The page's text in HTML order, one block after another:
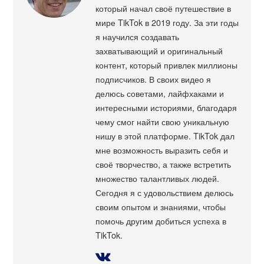
который начал своё путешествие в
мире TikTok в 2019 году. За эти годы
я научился создавать
захватывающий и оригинальный
контент, который привлек миллионы
подписчиков. В своих видео я
делюсь советами, лайфхаками и
интересными историями, благодаря
чему смог найти свою уникальную
нишу в этой платформе. TikTok дал
мне возможность выразить себя и
своё творчество, а также встретить
множество талантливых людей.
Сегодня я с удовольствием делюсь
своим опытом и знаниями, чтобы
помочь другим добиться успеха в
TikTok.